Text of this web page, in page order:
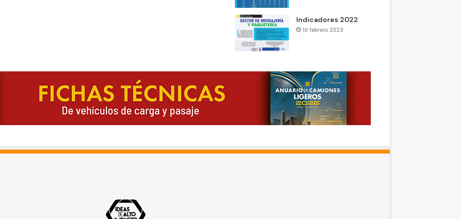
Indicadores 2022
10 febrero 2023